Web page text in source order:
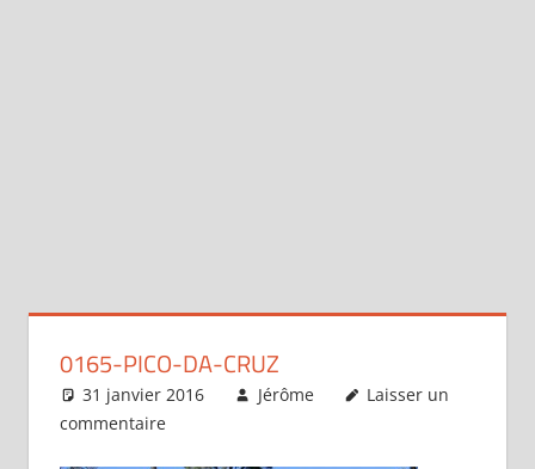
0165-PICO-DA-CRUZ
31 janvier 2016 Jérôme
Laisser un
commentaire